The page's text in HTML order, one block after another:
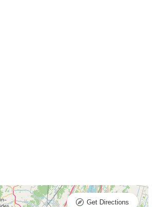
Get Directions